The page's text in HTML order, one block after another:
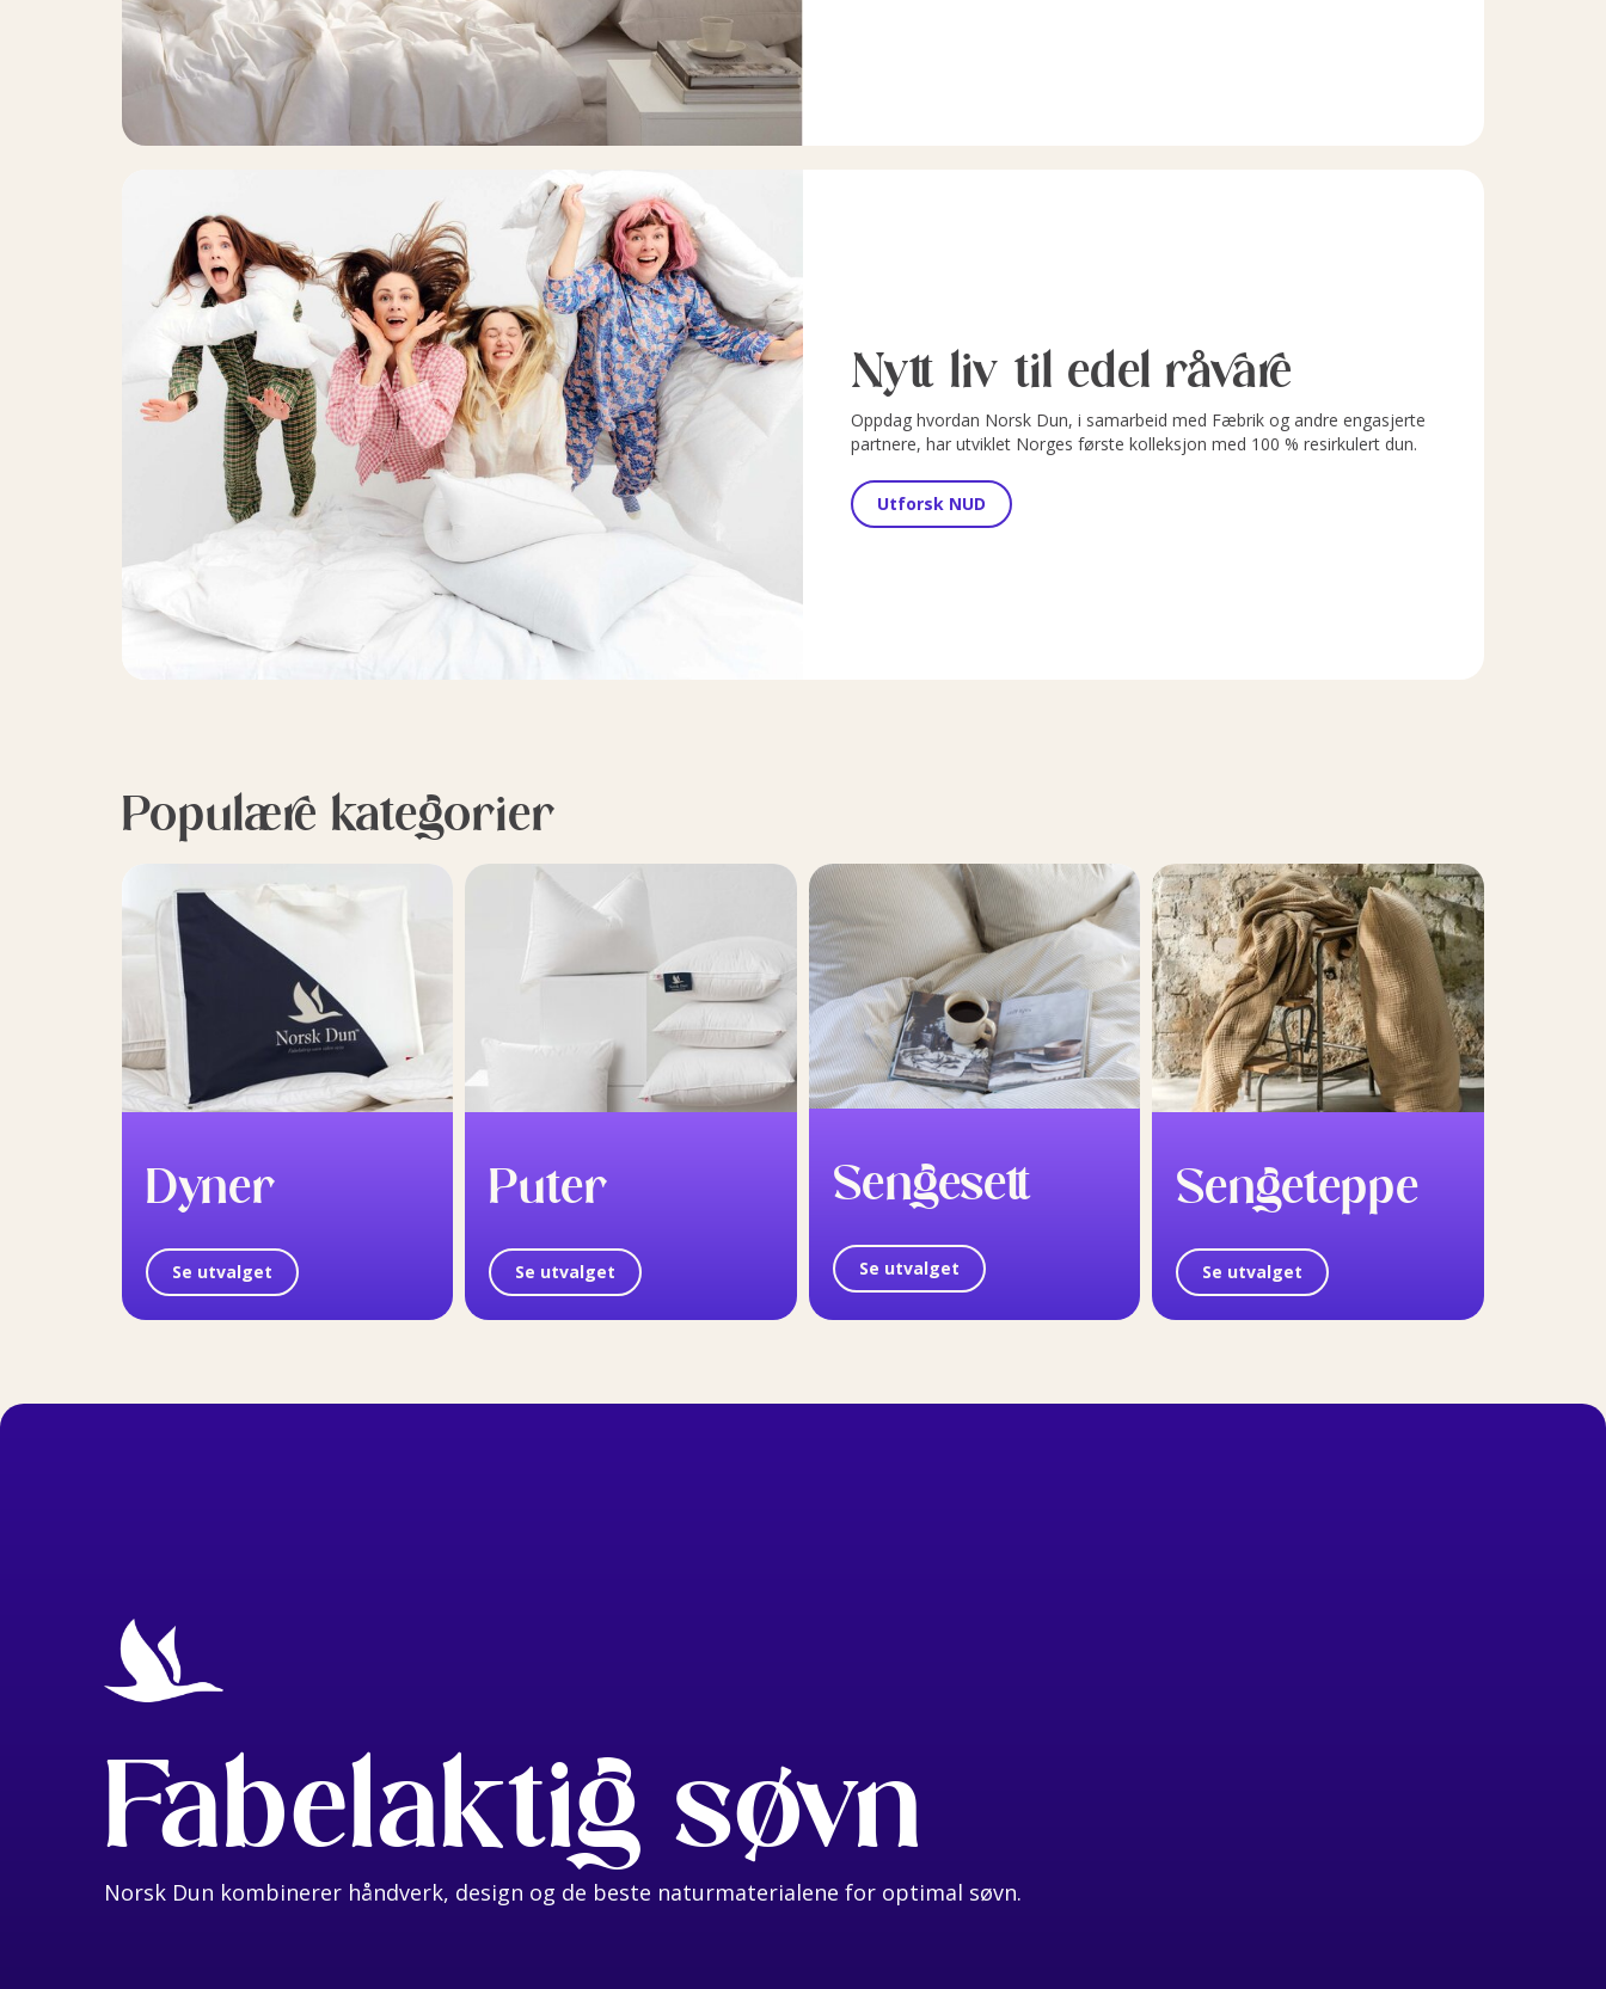
Nytt liv til edel råvare
Oppdag hvordan Norsk Dun, i samarbeid med Fæbrik og andre engasjerte
partnere, har utviklet Norges første kolleksjon med 100 % resirkulert dun.
Utforsk NUD
Populære kategorier
Dyner
Se utvalget
Puter
Se utvalget
Sengesett
Se utvalget
Sengeteppe
Se utvalget
Fabelaktig søvn
Norsk Dun kombinerer håndverk, design og de beste naturmaterialene for optimal søvn.